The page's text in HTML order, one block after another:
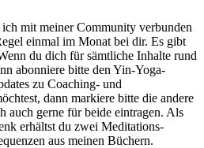
mit meiner Community verbunden
einmal im Monat bei dir. Es gibt
du dich für sämtliche Inhalte rund
abonniere bitte den Yin-Yoga-
zu Coaching- und
dann markiere bitte die andere
auch gerne für beide eintragen. Als
erhältst du zwei Meditations-
aus meinen Büchern.